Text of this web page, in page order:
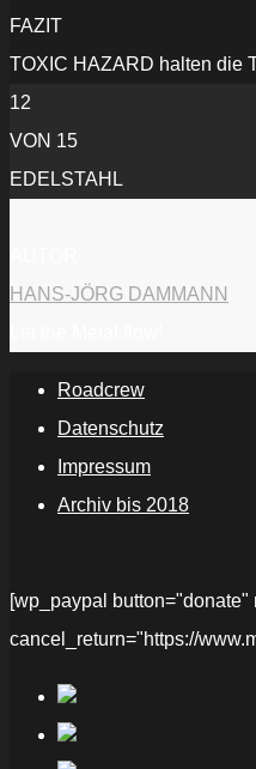
FAZIT
TOXIC HAZARD halten die
12
VON 15
EDELSTAHL
HANS-JÖRG DAMMANN
Roadcrew
Datenschutz
Impressum
Archiv bis 2018
[wp_paypal
cancel_return="https://